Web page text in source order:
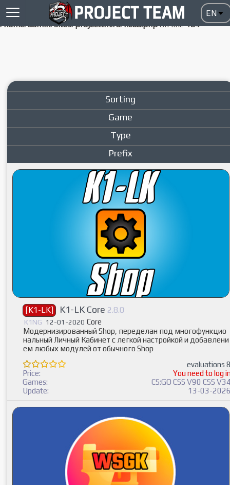
Notice
: Undefined index: HTTP_ACCEPT_LANGUAGE in
/home/admin/sites/projecttm.ru/head.phpon line104
Sorting
Game
Type
Prefix
[K1-LK] K1-LK Core 2.8.0
K1NG 12-01-2020 Core
Модернизированный Shop, переделан под многофункцио
нальный Личный Кабинет с легкой настройкой и добавлени
ем любых модулей от обычного Shop
evaluations
Price:
You need to log
Games:
CS:GO CSS V90 CSS
Update:
13-03-